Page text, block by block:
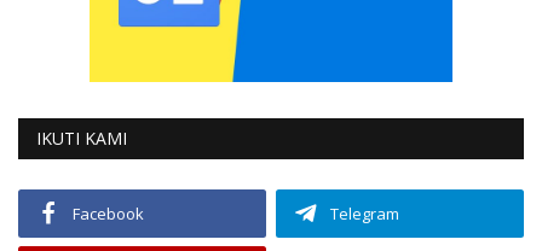
IKUTI KAMI
Facebook Telegram